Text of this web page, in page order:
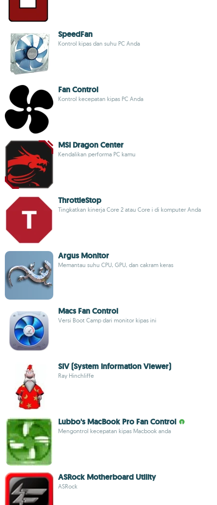
SpeedFan
Kontrol kipas dan suhu PC Anda
Fan Control
Kontrol kecepatan kipas PC Anda
MSI Dragon Center
Kendalikan performa PC kamu
ThrottleStop
Tingkatkan kinerja Core 2 atau Core i di komputer Anda
Argus Monitor
Memantau suhu CPU, GPU, dan cakram keras
Macs Fan Control
Versi Boot Camp dari monitor kipas ini
SIV (System Information Viewer)
Ray Hinchliffe
Lubbo's MacBook Pro Fan Control
Mengontrol kecepatan kipas Macbook anda
ASRock Motherboard Utility
ASRock